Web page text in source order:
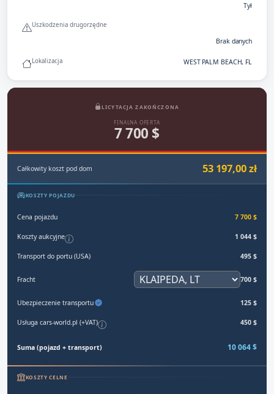
Tył
Uszkodzenia drugorzędne
Brak danych
Lokalizacja WEST PALM BEACH, FL
LICYTACJA ZAKOŃCZONA
FINALNA OFERTA
7 700 $
Całkowity koszt pod dom 53 197,00 zł
KOSZTY POJAZDU
Cena pojazdu 7 700 $
Koszty aukcyjne 1 044 $
Transport do portu (USA) 495 $
Fracht 700 $
Ubezpieczenie transportu 125 $
Usługa cars-world.pl (+VAT) 450 $
Suma (pojazd + transport) 10 064 $
KOSZTY CELNE